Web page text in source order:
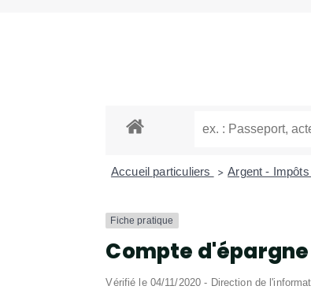
Accueil particuliers > Argent -
Fiche pratique
Compte
Vérifié le 04/11/2020 - Direction de